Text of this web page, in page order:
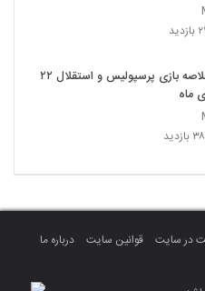
خلاصه بازی پرسپولیس و استقلال ۲۲
ماه
در سایت قوانین سایت
درباره ما